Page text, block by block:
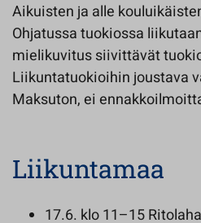
Aikuisten ja alle
Ohjatussa tuokiossa
mielikuvitus siivittävät
Liikuntatuokioihin joustava
Maksuton, ei
Liikuntamaa
17.6. klo 11–15